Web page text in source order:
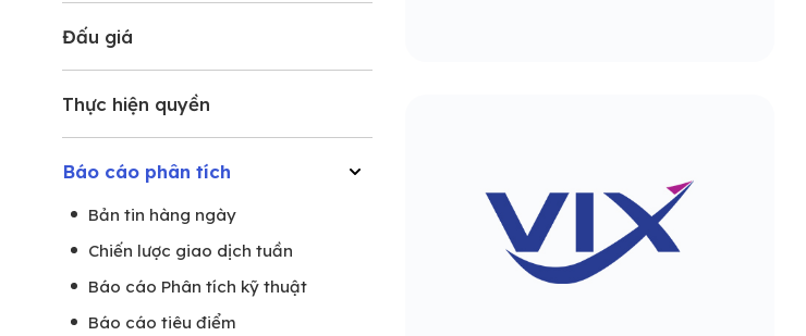
Đấu giá
Thực hiện quyền
Báo cáo phân tích
Bản tin hàng ngày
Chiến lược giao dịch tuần
Báo cáo Phân tích kỹ thuật
Báo cáo tiêu điểm